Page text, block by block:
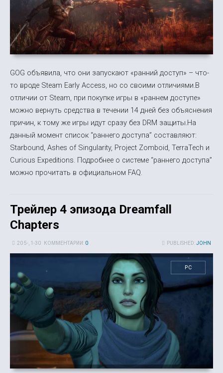
GOG объявила, что они запускают «ранний доступ» – что-
то вроде Steam Early Access, но со своими отличиями.В
отличии от Steam, при покупке игры в «раннем доступе»
можно вернуть средства в течении 14 дней без объяснения
причин, к тому же игры идут сразу без DRM защиты.На
данный момент список “раннего доступа” составляют:
Starbound, Ashes of Singularity, Project Zomboid, TerraTech и
Curious Expeditions. Подробнее о системе “раннего доступа”
можно прочитать в официальном FAQ.
Трейлер 4 эпизода Dreamfall
Chapters
PUBLISHED:JOHN
20 5-, 1-30 КОММЕНТАРИИ: 0
PC